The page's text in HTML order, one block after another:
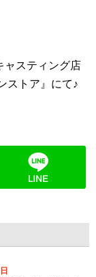
ャスティング店
ストア』にて♪